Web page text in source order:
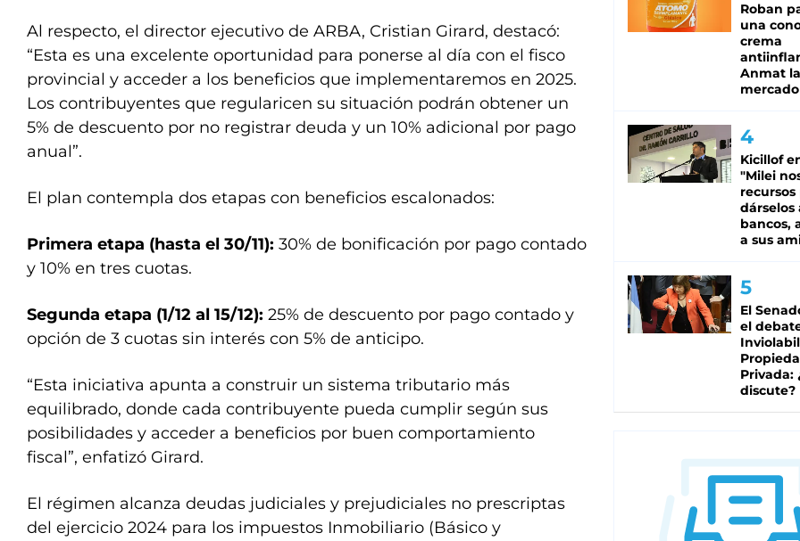
Al respecto, el director ejecutivo de ARBA, Cristian Girard, destacó:
“Esta es una excelente oportunidad para ponerse al día con el fisco
provincial y acceder a los beneficios que implementaremos en 2025.
Los contribuyentes que regularicen su situación podrán obtener un
5% de descuento por no registrar deuda y un 10% adicional por pago
anual”.
El plan contempla dos etapas con beneficios escalonados:
Primera etapa (hasta el 30/11): 30% de bonificación por pago contado
y 10% en tres cuotas.
Segunda etapa (1/12 al 15/12): 25% de descuento por pago contado y
opción de 3 cuotas sin interés con 5% de anticipo.
“Esta iniciativa apunta a construir un sistema tributario más
equilibrado, donde cada contribuyente pueda cumplir según sus
posibilidades y acceder a beneficios por buen comportamiento
fiscal”, enfatizó Girard.
El régimen alcanza deudas judiciales y prejudiciales no prescriptas
del ejercicio 2024 para los impuestos Inmobiliario (Básico y
Roban
una
crema
Anmat
mercado
Kicillof
"Milei
recursos
dárselos
bancos,
a sus
El
el
Privada:
discute?